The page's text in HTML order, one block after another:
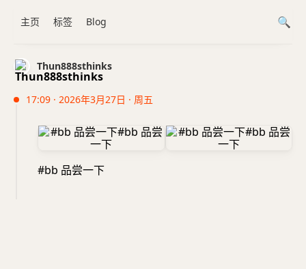
Thun888sthinks
17:09 · 2026年3月27日 · 周五
#bb 品尝一下
主页 标签 Blog